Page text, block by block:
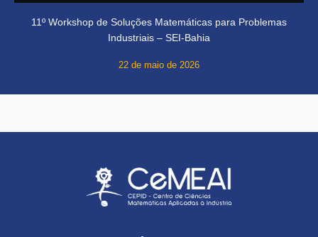
11º Workshop de Soluções Matemáticas para Problemas
Industriais – SEI-Bahia
22 de maio de 2026